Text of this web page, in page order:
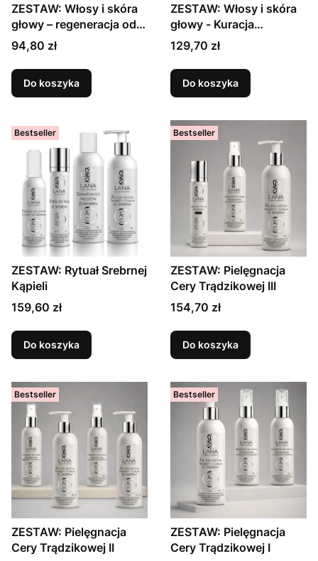
ZESTAW: Włosy i skóra
głowy – regeneracja od
podstaw
94,80 zł
Do koszyka
ZESTAW: Włosy i skóra
głowy - Kuracja
Przeciwłuszczycowa
129,70 zł
Do koszyka
Bestseller
ZESTAW: Rytuał Srebrnej
Kąpieli
159,60 zł
Do koszyka
Bestseller
ZESTAW: Pielęgnacja
Cery Trądzikowej III
154,70 zł
Do koszyka
Bestseller
ZESTAW: Pielęgnacja
Cery Trądzikowej II
Bestseller
ZESTAW: Pielęgnacja
Cery Trądzikowej I